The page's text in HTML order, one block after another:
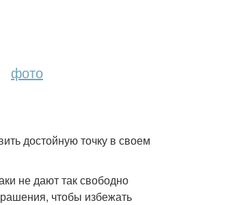
фото
достойную точку в своем
не дают так свободно
чтобы избежать